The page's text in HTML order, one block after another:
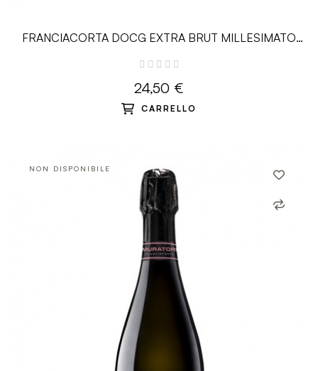
FRANCIACORTA DOCG EXTRA BRUT MILLESIMATO
24,50 €
CARRELLO
NON DISPONIBILE